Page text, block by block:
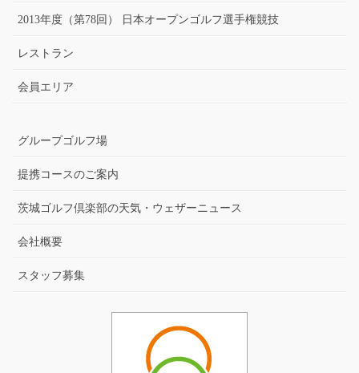
2013年度（第78回） 日本オープンゴルフ選手権競技
レストラン
会員エリア
グループゴルフ場
提携コースのご案内
茨城ゴルフ倶楽部の天気・ウェザーニュース
会社概要
スタッフ募集